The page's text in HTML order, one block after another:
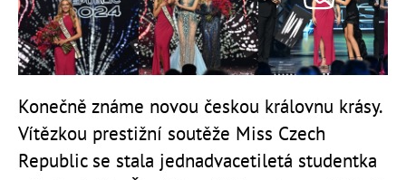
Konečně známe novou českou královnu krásy.
Vítězkou prestižní soutěže Miss Czech
Republic se stala jednadvacetiletá studentka